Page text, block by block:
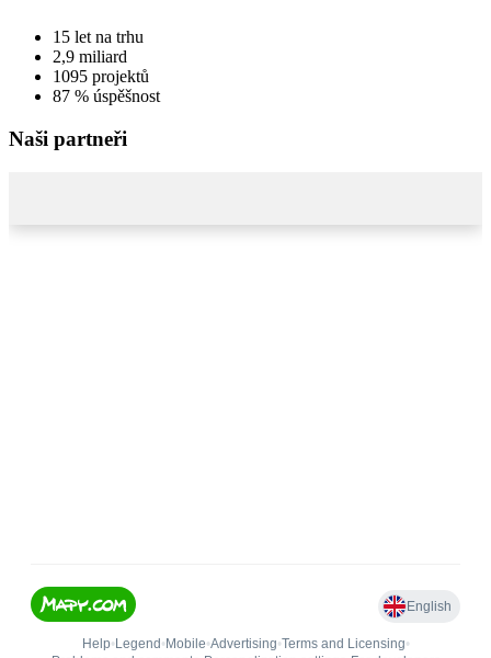
15 let na trhu
2,9 miliard
1095 projektů
87 % úspěšnost
Naši partneři